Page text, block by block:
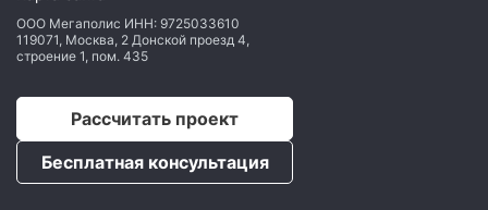
ООО Мегаполис ИНН: 9725033610
119071, Москва, 2 Донской проезд 4,
строение 1, пом. 435
Рассчитать проект
Бесплатная консультация